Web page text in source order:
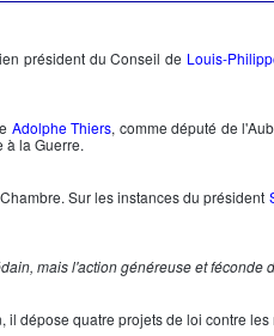
président du Conseil de Louis-
Adolphe Thiers, comme député de
à la Guerre.
Sur les instances du président
mais l'action généreuse et féconde
il dépose quatre projets de loi contre